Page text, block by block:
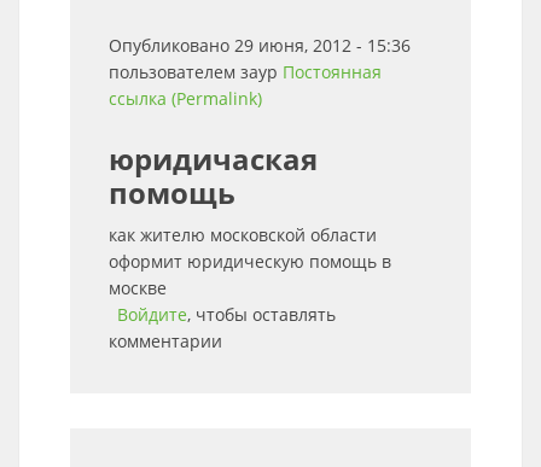
Опубликовано 29 июня, 2012 - 15:36
пользователем заур Постоянная
ссылка (Permalink)
юридичаская
помощь
как жителю московской области
оформит юридическую помощь в
москве
Войдите, чтобы оставлять
комментарии